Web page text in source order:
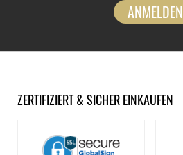
ANMELDEN
ZERTIFIZIERT & SICHER EINKAUFEN